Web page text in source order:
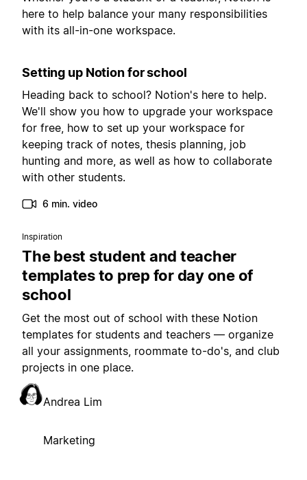
here to help balance your many responsibilities
with its all-in-one workspace.
Setting up Notion for school
Heading back to school? Notion's here to help.
We'll show you how to upgrade your workspace
for free, how to set up your workspace for
keeping track of notes, thesis planning, job
hunting and more, as well as how to collaborate
with other students.
6 min. video
Inspiration
The best student and teacher
templates to prep for day one of
school
Get the most out of school with these Notion
templates for students and teachers — organize
all your assignments, roommate to-do's, and club
projects in one place.
Andrea Lim
Marketing